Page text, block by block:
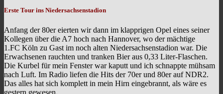
Erste Tour ins Niedersachsenstadion
Anfang der 80er eierten wir dann im klapprigen Opel eines seiner
Kollegen über die A7 hoch nach Hannover, wo der mächtige
1.FC Köln zu Gast im noch alten Niedersachsenstadion war. Die
Erwachsenen rauchten und tranken Bier aus 0,33 Liter-Flaschen.
Die Kurbel für mein Fenster war kaputt und ich schnappte mühsam
nach Luft. Im Radio liefen die Hits der 70er und 80er auf NDR2.
Das alles hat sich komplett in mein Hirn eingebrannt, als wäre es
gestern gewesen.